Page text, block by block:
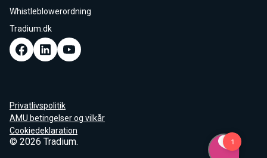
Whistleblowerordning
Tradium.dk
© 2026 Tradium.
Privatlivspolitik
AMU betingelser og vilkår
Cookiedeklaration